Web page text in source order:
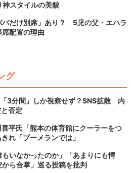
スタイルの美貌
パだけ別席」あり？ 5児の父・エハラ
配置の理由
グ
3分間」しか視察せず？SNS拡散 内
否定
平氏「熊本の体育館にクーラーをつ
れ「ブーメランでは」
いなかったのか」「あまりにも愕
ら合掌」巡る投稿を批判